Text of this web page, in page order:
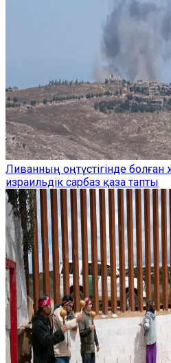
Ливанның оңтүстігінде
израильдік сарбаз қаза тапты